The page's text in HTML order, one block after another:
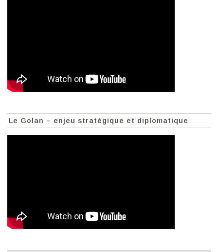
Le Golan – enjeu stratégique et diplomatique